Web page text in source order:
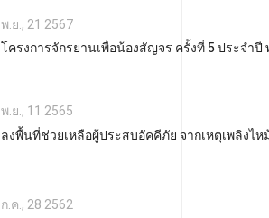
พ.ย., 21 2567
โครงการจักรยานเพื่อน้องสัญจร ครั้งที่ 5 ประจำ
พ.ย., 11 2565
ลงพื้นที่ช่วยเหลือผู้ประสบอัคคีภัย จากเหตุเพลิง
ก.ค., 28 2562